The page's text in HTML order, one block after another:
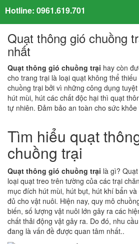
Hotline: 0961.619.701
Quạt thông gió chuồng
nhất
Quạt thông gió chuồng trại hay còn
cho trang trại là loại quạt không thể
chuồng trại bởi vì những công dụng
hút mùi, hút các chất độc hại thì quạt
tự nhiên. Đảm bảo an toàn cho sức
Tìm hiểu quạt
chuồng trại
Quạt thông gió chuồng trại là gì?
loại quạt treo trên tường của các trại
mục đích hút mùi, hút bụt, hút khí bẩn
đủ cho vật nuôi. Hiện nay, quy mô
biến, số lượng vật nuôi lớn gây ra các
chất thải động vật gây ra. Do đó, nhu
đang là vấn đề được quan tâm nhất..